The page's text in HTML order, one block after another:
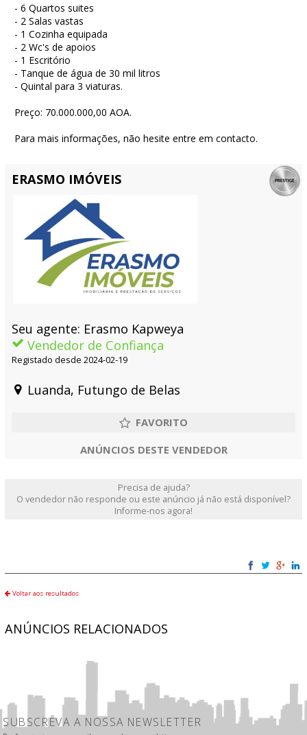
- 6 Quartos suites
- 2 Salas vastas
- 1 Cozinha equipada
- 2 Wc's de apoios
- 1 Escritório
- Tanque de água de 30 mil litros
- Quintal para 3 viaturas.
Preço: 70.000.000,00 AOA.
Para mais informações, não hesite entre em contacto.
ERASMO IMÓVEIS
Seu agente: Erasmo Kapweya
Vendedor de Confiança
Registado desde 2024-02-19
Luanda, Futungo de Belas
ANÚNCIOS DESTE VENDEDOR
Precisa de ajuda?
O vendedor não responde ou este anúncio já não está disponível?
Informe-nos agora!
Voltar aos resultados
ANÚNCIOS RELACIONADOS
SUBSCREVA A NOSSA NEWSLETTER